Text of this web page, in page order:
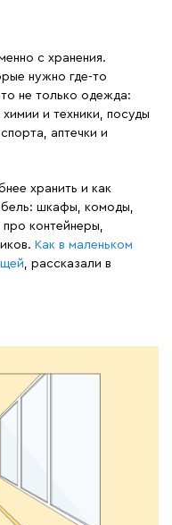
с хранения.
нужно где-то
не только одежда:
и техники, посуды
аптечки и
хранить и как
шкафы, комоды,
контейнеры,
Как в маленьком
, рассказали в